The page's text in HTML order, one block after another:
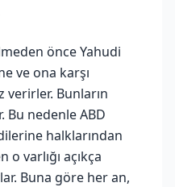
önce Yahudi
ve ona karşı
verirler. Bunların
Bu nedenle ABD
halklarından
varlığı açıkça
Buna göre her an,